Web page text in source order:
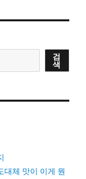
검
색
대체 맛이 이게 뭔